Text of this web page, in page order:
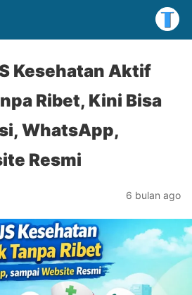
Kesehatan Aktif
Ribet, Kini Bisa
WhatsApp,
Resmi
6 bulan ago